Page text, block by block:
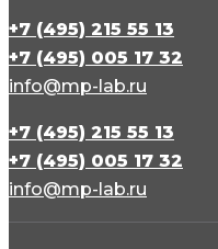
+7 (495) 215 55 13
+7 (495) 005 17 32
info@mp-lab.ru
+7 (495) 215 55 13
+7 (495) 005 17 32
info@mp-lab.ru